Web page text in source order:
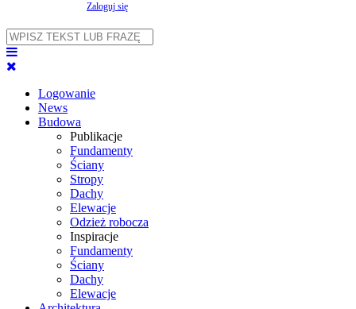
Zaloguj się
Logowanie
News
Budowa
Publikacje
Fundamenty
Ściany
Stropy
Dachy
Elewacje
Odzież robocza
Inspiracje
Fundamenty
Ściany
Dachy
Elewacje